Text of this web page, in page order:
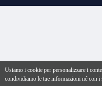
Usiamo i cookie per personalizzare i
condividiamo le tue informazioni né con